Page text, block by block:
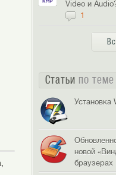
Video и
1
Статьи по теме
новой
браузерах